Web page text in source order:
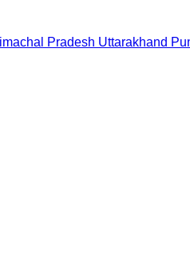
Pradesh Uttarakhand